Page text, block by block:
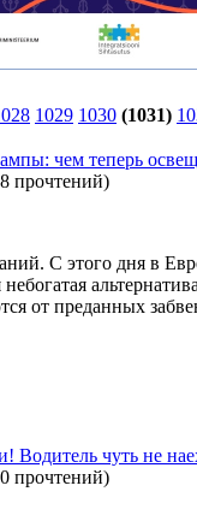
1029 1030 (1031)
чем теперь
прочтений)
С этого дня в
небогатая
от преданных
чуть не
прочтений)